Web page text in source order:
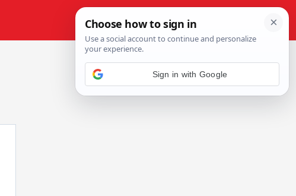
Sign in with Google